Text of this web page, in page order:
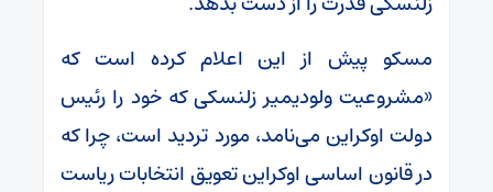
مسکو پیش از این اعلام کرده است که
«مشروعیت ولودیمیر زلنسکی که خود را رئیس
دولت اوکراین می‌نامد، مورد تردید است، چرا که
در قانون اساسی اوکراین تعویق انتخابات ریاست